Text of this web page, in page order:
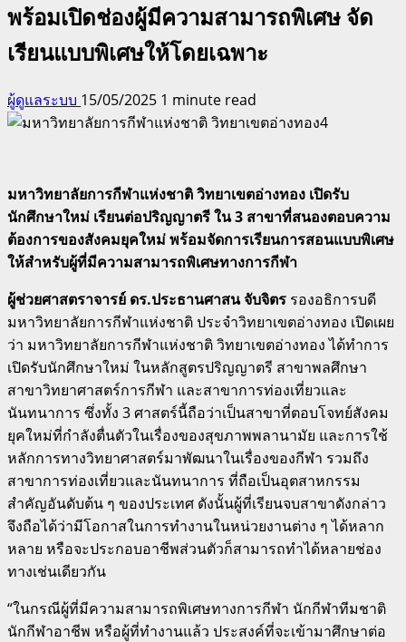
พร้อมเปิดช่องผู้มีความสามารถพิเศษ จัด
เรียนแบบพิเศษให้โดยเฉพาะ
ผู้ดูแลระบบ 15/05/2025 1 minute read
มหาวิทยาลัยการกีฬาแห่งชาติ วิทยาเขตอ่างทอง เปิดรับ
นักศึกษาใหม่ เรียนต่อปริญญาตรี ใน 3 สาขาที่สนองตอบความ
ต้องการของสังคมยุคใหม่ พร้อมจัดการเรียนการสอนแบบพิเศษ
ให้สำหรับผู้ที่มีความสามารถพิเศษทางการกีฬา
ผู้ช่วยศาสตราจารย์ ดร.ประธานศาสน จับจิตร รองอธิการบดี
มหาวิทยาลัยการกีฬาแห่งชาติ ประจำวิทยาเขตอ่างทอง เปิดเผย
ว่า มหาวิทยาลัยการกีฬาแห่งชาติ วิทยาเขตอ่างทอง ได้ทำการ
เปิดรับนักศึกษาใหม่ ในหลักสูตรปริญญาตรี สาขาพลศึกษา
สาขาวิทยาศาสตร์การกีฬา และสาขาการท่องเที่ยวและ
นันทนาการ ซึ่งทั้ง 3 ศาสตร์นี้ถือว่าเป็นสาขาที่ตอบโจทย์สังคม
ยุคใหม่ที่กำลังตื่นตัวในเรื่องของสุขภาพพลานามัย และการใช้
หลักการทางวิทยาศาสตร์มาพัฒนาในเรื่องของกีฬา รวมถึง
สาขาการท่องเที่ยวและนันทนาการ ที่ถือเป็นอุตสาหกรรม
สำคัญอันดับต้น ๆ ของประเทศ ดังนั้นผู้ที่เรียนจบสาขาดังกล่าว
จึงถือได้ว่ามีโอกาสในการทำงานในหน่วยงานต่าง ๆ ได้หลาก
หลาย หรือจะประกอบอาชีพส่วนตัวก็สามารถทำได้หลายช่อง
ทางเช่นเดียวกัน
“ในกรณีผู้ที่มีความสามารถพิเศษทางการกีฬา นักกีฬาทีมชาติ
นักกีฬาอาชีพ หรือผู้ที่ทำงานแล้ว ประสงค์ที่จะเข้ามาศึกษาต่อ